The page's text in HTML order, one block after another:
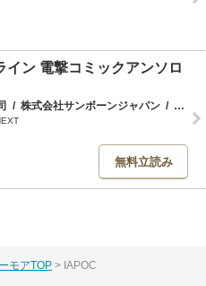
イン 電撃コミックアンソロ
/ 株式会社サンボーンジャパン /
無料立読み
モアTOP IAPOC